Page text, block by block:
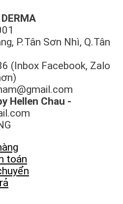
P.Tân Sơn Nhì, Q.Tân
(Inbox Facebook, Zalo
Hellen Chau -
toán